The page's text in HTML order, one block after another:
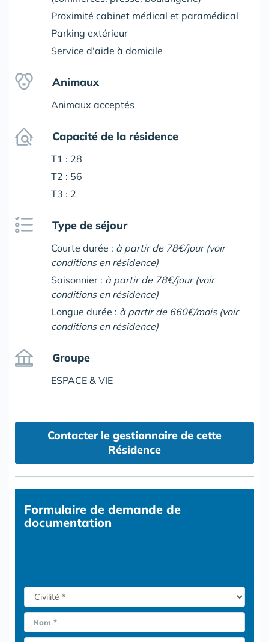
Proximité cabinet médical et paramédical
Parking extérieur
Service d'aide à domicile
Animaux
Animaux acceptés
Capacité de la résidence
T1 : 28
T2 : 56
T3 : 2
Type de séjour
Courte durée : à partir de 78€/jour (voir
conditions en résidence)
Saisonnier : à partir de 78€/jour (voir
conditions en résidence)
Longue durée : à partir de 660€/mois (voir
conditions en résidence)
Groupe
ESPACE & VIE
Contacter le gestionnaire de cette
Résidence
Formulaire de demande de
documentation
Nom *